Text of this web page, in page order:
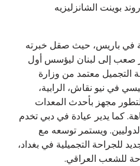
بوينت الشانزليزيه
في باريس، حيث صقل خبرته
صعب إلى لبنان ليؤسس أول
معتمد من وزارة
في نيو نقاش، الرابية،
مجهز بأحدث المعدات
كما يدير عيادة في دبي تخدم
ويستمر توسعه مع
للجراحة التجميلية في بغداد،
للشعب العراقي.